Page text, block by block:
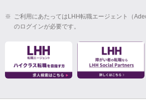
※ ご利用にあたってはLHH転職エージェント（
のログインが必要です。